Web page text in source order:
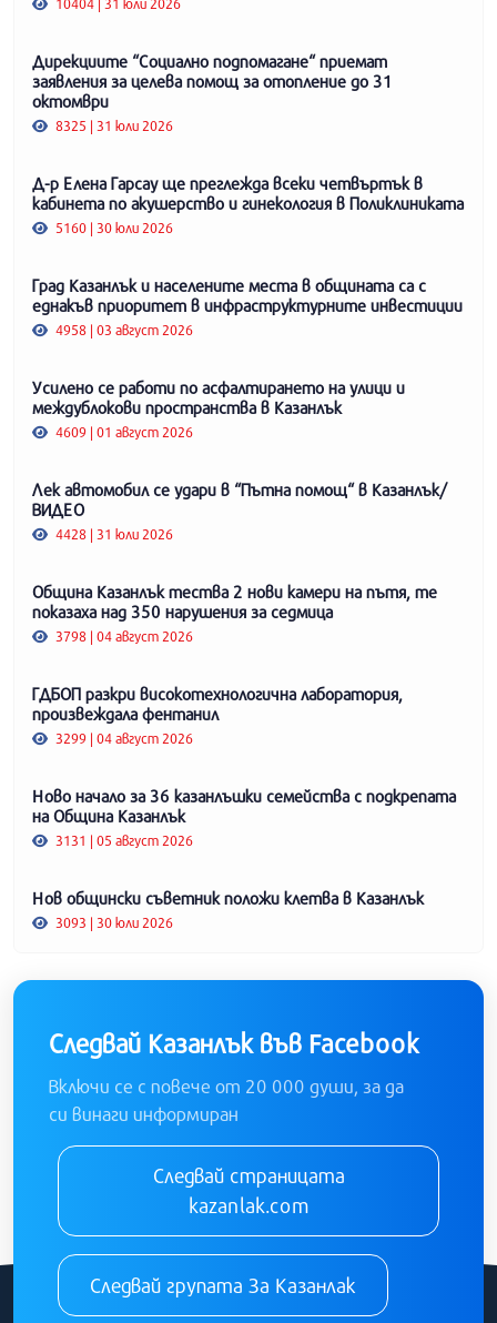
Дирекциите “Социално подпомагане“ приемат
заявления за целева помощ за отопление до 31
октомври
8325 | 31 юли 2026
Д-р Елена Гарсау ще преглежда всеки четвъртък в
кабинета по акушерство и гинекология в Поликлиниката
5160 | 30 юли 2026
Град Казанлък и населените места в общината са с
еднакъв приоритет в инфраструктурните инвестиции
4958 | 03 август 2026
Усилено се работи по асфалтирането на улици и
междублокови пространства в Казанлък
4609 | 01 август 2026
Лек автомобил се удари в “Пътна помощ“ в Казанлък/
ВИДЕО
4428 | 31 юли 2026
Община Казанлък тества 2 нови камери на пътя, те
показаха над 350 нарушения за седмица
3798 | 04 август 2026
ГДБОП разкри високотехнологична лаборатория,
произвеждала фентанил
3299 | 04 август 2026
Ново начало за 36 казанлъшки семейства с подкрепата
на Община Казанлък
3131 | 05 август 2026
Нов общински съветник положи клетва в Казанлък
3093 | 30 юли 2026
Следвай Казанлък във Facebook
Включи се с повече от 20 000 души, за да
си винаги информиран
Следвай страницата
kazanlak.com
Следвай групата За Казанлак